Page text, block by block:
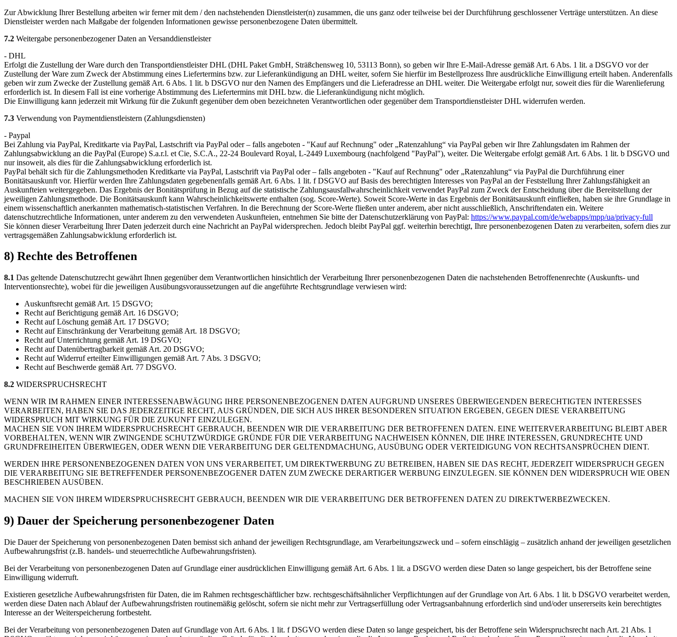
Zur Abwicklung Ihrer Bestellung arbeiten wir ferner mit dem / den nachstehenden Dienstleister(n) zusammen, die uns ganz oder teilweise bei der Durchführung geschlossener Verträge unterstützen. An diese
Dienstleister werden nach Maßgabe der folgenden Informationen gewisse personenbezogene Daten übermittelt.
7.2 Weitergabe personenbezogener Daten an Versanddienstleister
- DHL
Erfolgt die Zustellung der Ware durch den Transportdienstleister DHL (DHL Paket GmbH, Sträßchensweg 10, 53113 Bonn), so geben wir Ihre E-Mail-Adresse gemäß Art. 6 Abs. 1 lit. a DSGVO vor der
Zustellung der Ware zum Zweck der Abstimmung eines Liefertermins bzw. zur Lieferankündigung an DHL weiter, sofern Sie hierfür im Bestellprozess Ihre ausdrückliche Einwilligung erteilt haben. Anderenfalls
geben wir zum Zwecke der Zustellung gemäß Art. 6 Abs. 1 lit. b DSGVO nur den Namen des Empfängers und die Lieferadresse an DHL weiter. Die Weitergabe erfolgt nur, soweit dies für die Warenlieferung
erforderlich ist. In diesem Fall ist eine vorherige Abstimmung des Liefertermins mit DHL bzw. die Lieferankündigung nicht möglich.
Die Einwilligung kann jederzeit mit Wirkung für die Zukunft gegenüber dem oben bezeichneten Verantwortlichen oder gegenüber dem Transportdienstleister DHL widerrufen werden.
7.3 Verwendung von Paymentdienstleistern (Zahlungsdiensten)
- Paypal
Bei Zahlung via PayPal, Kreditkarte via PayPal, Lastschrift via PayPal oder – falls angeboten - "Kauf auf Rechnung" oder „Ratenzahlung“ via PayPal geben wir Ihre Zahlungsdaten im Rahmen der
Zahlungsabwicklung an die PayPal (Europe) S.a.r.l. et Cie, S.C.A., 22-24 Boulevard Royal, L-2449 Luxembourg (nachfolgend "PayPal"), weiter. Die Weitergabe erfolgt gemäß Art. 6 Abs. 1 lit. b DSGVO und
nur insoweit, als dies für die Zahlungsabwicklung erforderlich ist.
PayPal behält sich für die Zahlungsmethoden Kreditkarte via PayPal, Lastschrift via PayPal oder – falls angeboten - "Kauf auf Rechnung" oder „Ratenzahlung“ via PayPal die Durchführung einer
Bonitätsauskunft vor. Hierfür werden Ihre Zahlungsdaten gegebenenfalls gemäß Art. 6 Abs. 1 lit. f DSGVO auf Basis des berechtigten Interesses von PayPal an der Feststellung Ihrer Zahlungsfähigkeit an
Auskunfteien weitergegeben. Das Ergebnis der Bonitätsprüfung in Bezug auf die statistische Zahlungsausfallwahrscheinlichkeit verwendet PayPal zum Zweck der Entscheidung über die Bereitstellung der
jeweiligen Zahlungsmethode. Die Bonitätsauskunft kann Wahrscheinlichkeitswerte enthalten (sog. Score-Werte). Soweit Score-Werte in das Ergebnis der Bonitätsauskunft einfließen, haben sie ihre Grundlage in
einem wissenschaftlich anerkannten mathematisch-statistischen Verfahren. In die Berechnung der Score-Werte fließen unter anderem, aber nicht ausschließlich, Anschriftendaten ein. Weitere
datenschutzrechtliche Informationen, unter anderem zu den verwendeten Auskunfteien, entnehmen Sie bitte der Datenschutzerklärung von PayPal: https://www.paypal.com/de/webapps/mpp/ua/privacy-full
Sie können dieser Verarbeitung Ihrer Daten jederzeit durch eine Nachricht an PayPal widersprechen. Jedoch bleibt PayPal ggf. weiterhin berechtigt, Ihre personenbezogenen Daten zu verarbeiten, sofern dies zur
vertragsgemäßen Zahlungsabwicklung erforderlich ist.
8) Rechte des Betroffenen
8.1 Das geltende Datenschutzrecht gewährt Ihnen gegenüber dem Verantwortlichen hinsichtlich der Verarbeitung Ihrer personenbezogenen Daten die nachstehenden Betroffenenrechte (Auskunfts- und
Interventionsrechte), wobei für die jeweiligen Ausübungsvoraussetzungen auf die angeführte Rechtsgrundlage verwiesen wird:
Auskunftsrecht gemäß Art. 15 DSGVO;
Recht auf Berichtigung gemäß Art. 16 DSGVO;
Recht auf Löschung gemäß Art. 17 DSGVO;
Recht auf Einschränkung der Verarbeitung gemäß Art. 18 DSGVO;
Recht auf Unterrichtung gemäß Art. 19 DSGVO;
Recht auf Datenübertragbarkeit gemäß Art. 20 DSGVO;
Recht auf Widerruf erteilter Einwilligungen gemäß Art. 7 Abs. 3 DSGVO;
Recht auf Beschwerde gemäß Art. 77 DSGVO.
8.2 WIDERSPRUCHSRECHT
WENN WIR IM RAHMEN EINER INTERESSENABWÄGUNG IHRE PERSONENBEZOGENEN DATEN AUFGRUND UNSERES ÜBERWIEGENDEN BERECHTIGTEN INTERESSES
VERARBEITEN, HABEN SIE DAS JEDERZEITIGE RECHT, AUS GRÜNDEN, DIE SICH AUS IHRER BESONDEREN SITUATION ERGEBEN, GEGEN DIESE VERARBEITUNG
WIDERSPRUCH MIT WIRKUNG FÜR DIE ZUKUNFT EINZULEGEN.
MACHEN SIE VON IHREM WIDERSPRUCHSRECHT GEBRAUCH, BEENDEN WIR DIE VERARBEITUNG DER BETROFFENEN DATEN. EINE WEITERVERARBEITUNG BLEIBT ABER
VORBEHALTEN, WENN WIR ZWINGENDE SCHUTZWÜRDIGE GRÜNDE FÜR DIE VERARBEITUNG NACHWEISEN KÖNNEN, DIE IHRE INTERESSEN, GRUNDRECHTE UND
GRUNDFREIHEITEN ÜBERWIEGEN, ODER WENN DIE VERARBEITUNG DER GELTENDMACHUNG, AUSÜBUNG ODER VERTEIDIGUNG VON RECHTSANSPRÜCHEN DIENT.
WERDEN IHRE PERSONENBEZOGENEN DATEN VON UNS VERARBEITET, UM DIREKTWERBUNG ZU BETREIBEN, HABEN SIE DAS RECHT, JEDERZEIT WIDERSPRUCH GEGEN
DIE VERARBEITUNG SIE BETREFFENDER PERSONENBEZOGENER DATEN ZUM ZWECKE DERARTIGER WERBUNG EINZULEGEN. SIE KÖNNEN DEN WIDERSPRUCH WIE OBEN
BESCHRIEBEN AUSÜBEN.
MACHEN SIE VON IHREM WIDERSPRUCHSRECHT GEBRAUCH, BEENDEN WIR DIE VERARBEITUNG DER BETROFFENEN DATEN ZU DIREKTWERBEZWECKEN.
9) Dauer der Speicherung personenbezogener Daten
Die Dauer der Speicherung von personenbezogenen Daten bemisst sich anhand der jeweiligen Rechtsgrundlage, am Verarbeitungszweck und – sofern einschlägig – zusätzlich anhand der jeweiligen gesetzlichen
Aufbewahrungsfrist (z.B. handels- und steuerrechtliche Aufbewahrungsfristen).
Bei der Verarbeitung von personenbezogenen Daten auf Grundlage einer ausdrücklichen Einwilligung gemäß Art. 6 Abs. 1 lit. a DSGVO werden diese Daten so lange gespeichert, bis der Betroffene seine
Einwilligung widerruft.
Existieren gesetzliche Aufbewahrungsfristen für Daten, die im Rahmen rechtsgeschäftlicher bzw. rechtsgeschäftsähnlicher Verpflichtungen auf der Grundlage von Art. 6 Abs. 1 lit. b DSGVO verarbeitet werden,
werden diese Daten nach Ablauf der Aufbewahrungsfristen routinemäßig gelöscht, sofern sie nicht mehr zur Vertragserfüllung oder Vertragsanbahnung erforderlich sind und/oder unsererseits kein berechtigtes
Interesse an der Weiterspeicherung fortbesteht.
Bei der Verarbeitung von personenbezogenen Daten auf Grundlage von Art. 6 Abs. 1 lit. f DSGVO werden diese Daten so lange gespeichert, bis der Betroffene sein Widerspruchsrecht nach Art. 21 Abs. 1